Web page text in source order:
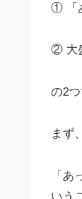
① 「
② 大
の2つ
まず
「